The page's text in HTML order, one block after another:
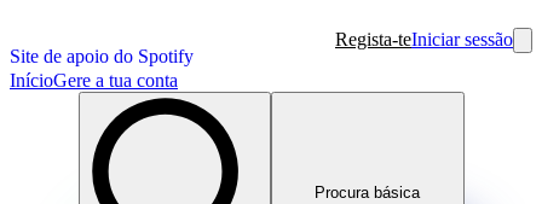
Site de apoio do Spotify
Regista-teIniciar sessão
InícioGere a tua conta
Procura básica